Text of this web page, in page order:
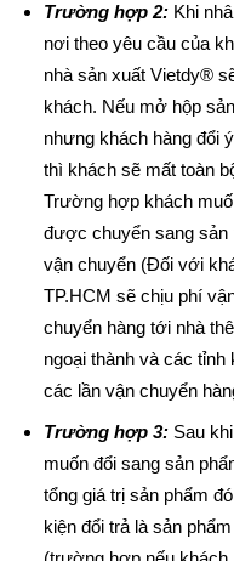
Trường hợp 2: Khi
nơi theo yêu cầu của
nhà sản xuất Vietdy®
khách. Nếu mở hộp
nhưng khách hàng đổi
thì khách sẽ mất toàn
Trường hợp khách
được chuyển sang
vận chuyển (Đối với
TP.HCM sẽ chịu phí
chuyển hàng tới nhà
ngoại thành và các
các lần vận chuyển
Trường hợp 3: Sau
muốn đổi sang sản
tổng giá trị sản phẩm
kiện đổi trả là sản